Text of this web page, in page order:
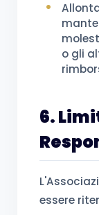
o gli
6.
essere